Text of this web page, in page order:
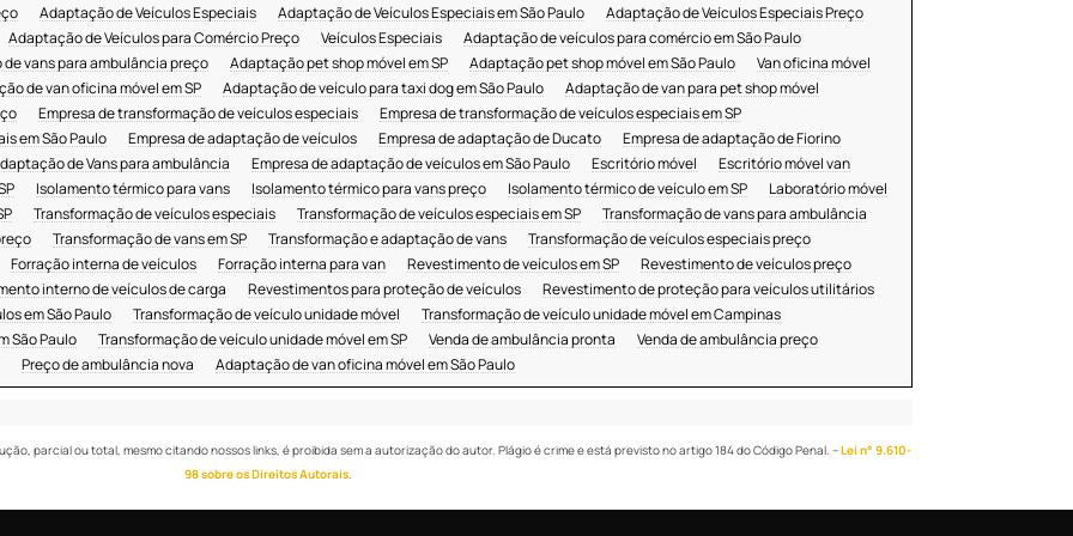
Adaptação de Veículos Especiais Adaptação de Veículos Especiais em São Paulo
Adaptação de Veículos Especiais Preço
Adaptação de Veículos para Comércio Preço
Veículos Especiais
Adaptação de veículos para comércio em São Paulo
vans para ambulância preço
Adaptação pet shop móvel em SP Adaptação pet shop móvel em São Paulo
Van oficina móvel
de van oficina móvel em SP
Adaptação de veículo para taxi dog em São Paulo
Adaptação de van para pet shop móvel
Empresa de transformação de veículos especiais
Empresa de transformação de veículos especiais em SP
em São Paulo
Empresa de adaptação de veículos Empresa de adaptação de Ducato
Empresa de adaptação de Fiorino
de Vans para ambulância
Empresa de adaptação de veículos em São Paulo Escritório móvel
Escritório móvel van
Isolamento térmico para vans Isolamento térmico para vans preço Isolamento térmico de veículo em SP
Laboratório móvel
Transformação de veículos especiais Transformação de veículos especiais em SP
Transformação de vans para ambulância
Transformação de vans em SP Transformação e adaptação de vans
Transformação de veículos especiais preço
Forração interna de veículos
Forração interna para van Revestimento de veículos em SP
Revestimento de veículos preço
interno de veículos de carga
Revestimentos para proteção de veículos
Revestimento de proteção para veículos utilitários
em São Paulo
Transformação de veículo unidade móvel
Transformação de veículo unidade móvel em Campinas
São Paulo
Transformação de veículo unidade móvel em SP Venda de ambulância pronta
Venda de ambulância preço
Preço de ambulância nova
Adaptação de van oficina móvel em São Paulo
parcial ou total, mesmo citando nossos links, é proibida sem a autorização do autor. Plágio é crime e está previsto no artigo 184 do Código Penal. –Lei n° 9.610-
98 sobre os Direitos Autorais.